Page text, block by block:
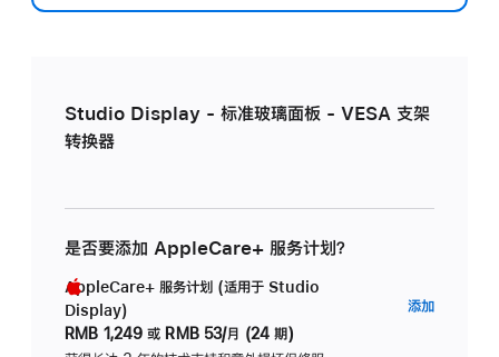
Studio Display - 标准玻璃面板 - VESA 支架
转换器
是否要添加 AppleCare+ 服务计划？
AppleCare+ 服务计划 (适用于 Studio
Display)
RMB 1,249 或 RMB 53/月 (24 期)
添加